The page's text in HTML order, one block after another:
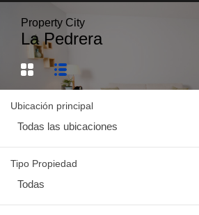
Property City
La Pedrera
Ubicación principal
Todas las ubicaciones
Tipo Propiedad
Todas